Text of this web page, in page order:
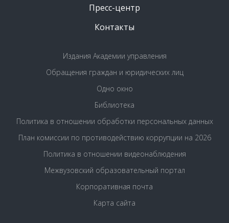
Пресс-центр
Контакты
Издания Академии управления
Обращения граждан и юридических лиц
Одно окно
Библиотека
Политика в отношении обработки персональных данных
План комиссии по противодействию коррупции на 2026
Политика в отношении видеонаблюдения
Межвузовский образовательный портал
Корпоративная почта
Карта сайта